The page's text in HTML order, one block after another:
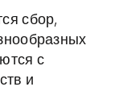
сбор,
с
и